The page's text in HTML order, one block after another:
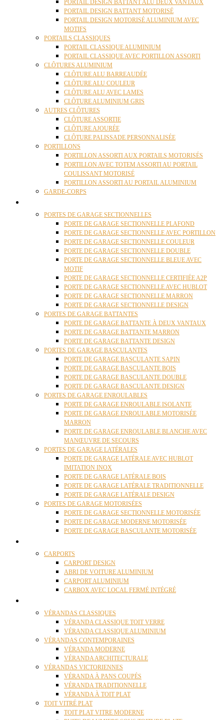
PORTAIL DESIGN BATTANT ALU DEUX VANTAUX
PORTAIL DESIGN BATTANT MOTORISÉ
PORTAIL DESIGN MOTORISÉ ALUMINIUM AVEC
MOTIFS
PORTAILS CLASSIQUES
PORTAIL CLASSIQUE ALUMINIUM
PORTAIL CLASSIQUE AVEC PORTILLON ASSORTI
CLÔTURES ALUMINIUM
CLÔTURE ALU BARREAUDÉE
CLÔTURE ALU COULEUR
CLÔTURE ALU AVEC LAMES
CLÔTURE ALUMINIUM GRIS
AUTRES CLÔTURES
CLÔTURE ASSORTIE
CLÔTURE AJOURÉE
CLÔTURE PALISSADE PERSONNALISÉE
PORTILLONS
PORTILLON ASSORTI AUX PORTAILS MOTORISÉS
PORTILLON AVEC TOTEM ASSORTI AU PORTAIL
COULISSANT MOTORISÉ
PORTILLON ASSORTI AU PORTAIL ALUMINIUM
GARDE-CORPS
PORTES DE GARAGE SECTIONNELLES
PORTE DE GARAGE SECTIONNELLE PLAFOND
PORTE DE GARAGE SECTIONNELLE AVEC PORTILLON
PORTE DE GARAGE SECTIONNELLE COULEUR
PORTE DE GARAGE SECTIONNELLE DOUBLE
PORTE DE GARAGE SECTIONNELLE BLEUE AVEC
MOTIF
PORTE DE GARAGE SECTIONNELLE CERTIFIÉE A2P
PORTE DE GARAGE SECTIONNELLE AVEC HUBLOT
PORTE DE GARAGE SECTIONNELLE MARRON
PORTE DE GARAGE SECTIONNELLE DESIGN
PORTES DE GARAGE BATTANTES
PORTE DE GARAGE BATTANTE À DEUX VANTAUX
PORTE DE GARAGE BATTANTE MARRON
PORTE DE GARAGE BATTANTE DESIGN
PORTES DE GARAGE BASCULANTES
PORTE DE GARAGE BASCULANTE SAPIN
PORTE DE GARAGE BASCULANTE BOIS
PORTE DE GARAGE BASCULANTE DOUBLE
PORTE DE GARAGE BASCULANTE DESIGN
PORTES DE GARAGE ENROULABLES
PORTE DE GARAGE ENROULABLE ISOLANTE
PORTE DE GARAGE ENROULABLE MOTORISÉE
MARRON
PORTE DE GARAGE ENROULABLE BLANCHE AVEC
MANŒUVRE DE SECOURS
PORTES DE GARAGE LATÉRALES
PORTE DE GARAGE LATÉRALE AVEC HUBLOT
IMITATION INOX
PORTE DE GARAGE LATÉRALE BOIS
PORTE DE GARAGE LATÉRALE TRADITIONNELLE
PORTE DE GARAGE LATÉRALE DESIGN
PORTES DE GARAGE MOTORISÉES
PORTE DE GARAGE SECTIONNELLE MOTORISÉE
PORTE DE GARAGE MODERNE MOTORISÉE
PORTE DE GARAGE BASCULANTE MOTORISÉE
CARPORTS
CARPORT DESIGN
ABRI DE VOITURE ALUMINIUM
CARPORT ALUMINIUM
CARBOX AVEC LOCAL FERMÉ INTÉGRÉ
VÉRANDAS CLASSIQUES
VÉRANDA CLASSIQUE TOIT VERRE
VÉRANDA CLASSIQUE ALUMINIUM
VÉRANDAS CONTEMPORAINES
VÉRANDA MODERNE
VÉRANDA ARCHITECTURALE
VÉRANDAS VICTORIENNES
VÉRANDA À PANS COUPÉS
VÉRANDA TRADITIONNELLE
VÉRANDA À TOIT PLAT
TOIT VITRÉ PLAT
TOIT PLAT VITRE MODERNE